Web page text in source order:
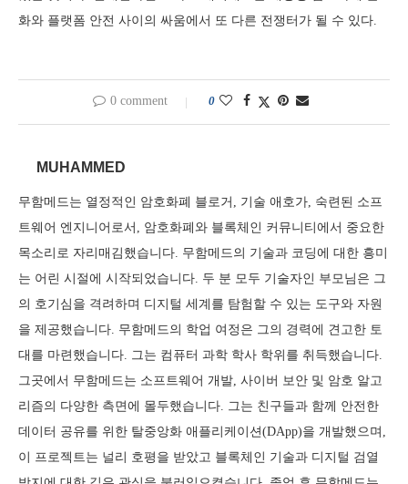
화와 플랫폼 안전 사이의 싸움에서 또 다른 전쟁터가 될 수 있다.
0 comment 0
MUHAMMED
무함메드는 열정적인 암호화폐 블로거, 기술 애호가, 숙련된 소프
트웨어 엔지니어로서, 암호화폐와 블록체인 커뮤니티에서 중요한
목소리로 자리매김했습니다. 무함메드의 기술과 코딩에 대한 흥미
는 어린 시절에 시작되었습니다. 두 분 모두 기술자인 부모님은 그
의 호기심을 격려하며 디지털 세계를 탐험할 수 있는 도구와 자원
을 제공했습니다. 무함메드의 학업 여정은 그의 경력에 견고한 토
대를 마련했습니다. 그는 컴퓨터 과학 학사 학위를 취득했습니다.
그곳에서 무함메드는 소프트웨어 개발, 사이버 보안 및 암호 알고
리즘의 다양한 측면에 몰두했습니다. 그는 친구들과 함께 안전한
데이터 공유를 위한 탈중앙화 애플리케이션(DApp)을 개발했으며,
이 프로젝트는 널리 호평을 받았고 블록체인 기술과 디지털 검열